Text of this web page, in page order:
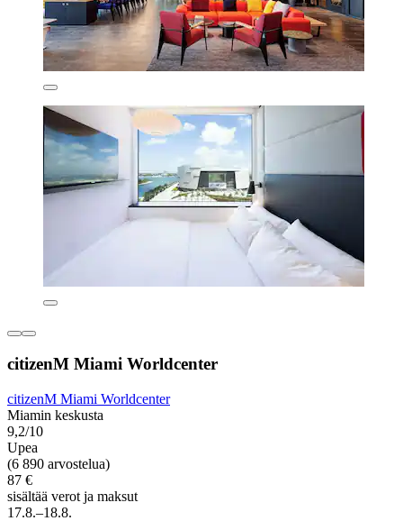
citizenM Miami Worldcenter
citizenM Miami Worldcenter
Miamin keskusta
9,2/10
Upea
(6 890 arvostelua)
87 €
sisältää verot ja maksut
17.8.–18.8.